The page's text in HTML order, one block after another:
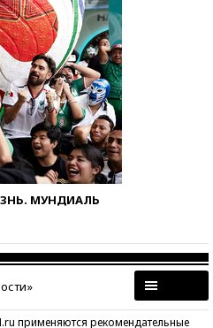
МУНДИАЛЬ
применяются рекомендательные